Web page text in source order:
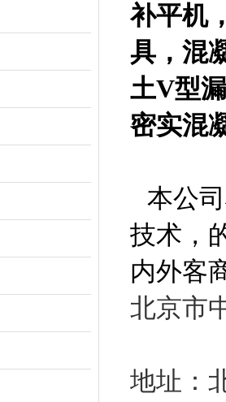
补平机
具，混
土V型
密实混
本公
技术，
内外客
北京市
地址：